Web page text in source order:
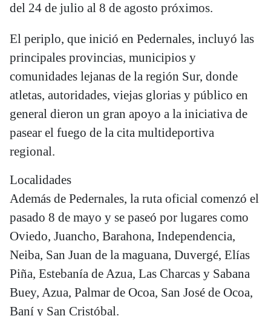
del 24 de julio al 8 de agosto próximos.
El periplo, que inició en Pedernales, incluyó las
principales provincias, municipios y
comunidades lejanas de la región Sur, donde
atletas, autoridades, viejas glorias y público en
general dieron un gran apoyo a la iniciativa de
pasear el fuego de la cita multideportiva
regional.
Localidades
Además de Pedernales, la ruta oficial comenzó el
pasado 8 de mayo y se paseó por lugares como
Oviedo, Juancho, Barahona, Independencia,
Neiba, San Juan de la maguana, Duvergé, Elías
Piña, Estebanía de Azua, Las Charcas y Sabana
Buey, Azua, Palmar de Ocoa, San José de Ocoa,
Baní y San Cristóbal.